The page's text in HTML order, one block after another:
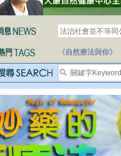
法治社會並不等同
自家教育合法化-
《自然療法與你》